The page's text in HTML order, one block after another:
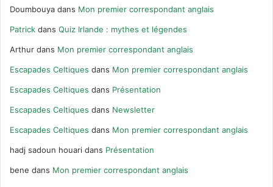
Doumbouya dans Mon premier correspondant anglais
Patrick dans Quiz Irlande : mythes et légendes
Arthur dans Mon premier correspondant anglais
Escapades Celtiques dans Mon premier correspondant anglais
Escapades Celtiques dans Présentation
Escapades Celtiques dans Newsletter
Escapades Celtiques dans Mon premier correspondant anglais
hadj sadoun houari dans Présentation
bene dans Mon premier correspondant anglais